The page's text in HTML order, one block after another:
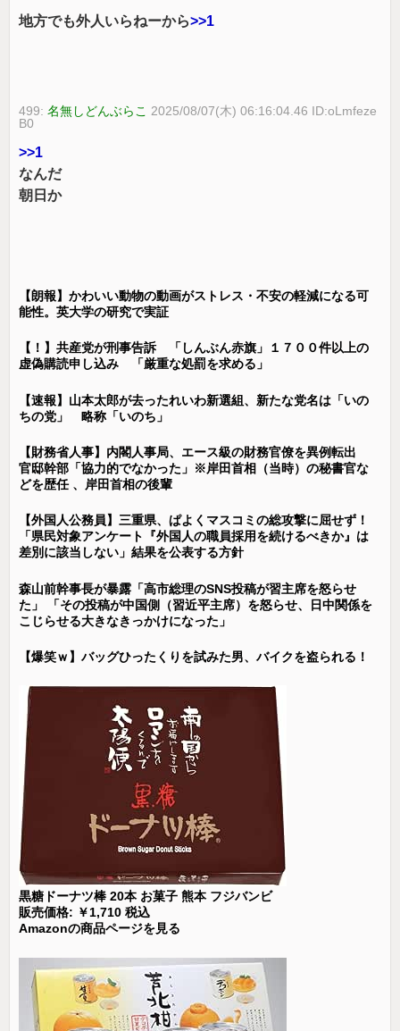
地方でも外人いらねーから>>1
499:名無しどんぶらこ 2025/08/07(木) 06:16:04.46 ID:oLmfeze
B0
>>1
なんだ
朝日か
【朗報】かわいい動物の動画がストレス・不安の軽減になる可
能性。英大学の研究で実証
【！】共産党が刑事告訴 「しんぶん赤旗」１７００件以上の
虚偽購読申し込み 「厳重な処罰を求める」
【速報】山本太郎が去ったれいわ新選組、新たな党名は「いの
ちの党」 略称「いのち」
【財務省人事】内閣人事局、エース級の財務官僚を異例転出
官邸幹部「協力的でなかった」※岸田首相（当時）の秘書官な
どを歴任 、岸田首相の後輩
【外国人公務員】三重県、ぱよくマスコミの総攻撃に屈せず！
「県民対象アンケート『外国人の職員採用を続けるべきか』は
差別に該当しない」結果を公表する方針
森山前幹事長が暴露「高市総理のSNS投稿が習主席を怒らせ
た」 「その投稿が中国側（習近平主席）を怒らせ、日中関係を
こじらせる大きなきっかけになった」
【爆笑ｗ】バッグひったくりを試みた男、バイクを盗られる！
黒糖ドーナツ棒 20本 お菓子 熊本 フジバンビ
販売価格: ￥1,710 税込
Amazonの商品ページを見る